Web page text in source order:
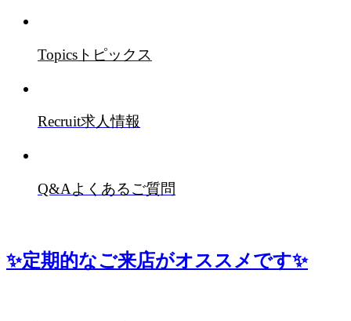
Topics トピックス
Recruit求人情報
Q&Aよくあるご質問
✨定期的なご来店がオススメです✨